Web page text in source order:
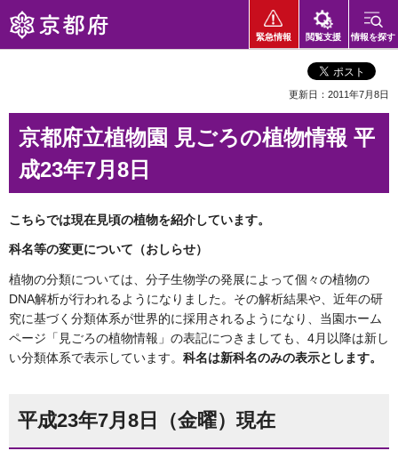
京都府
緊急情報 閲覧支援 情報を探す
更新日：2011年7月8日
京都府立植物園 見ごろの植物情報 平
成23年7月8日
こちらでは現在見頃の植物を紹介しています。
科名等の変更について（おしらせ）
植物の分類については、分子生物学の発展によって個々の植物の
DNA解析が行われるようになりました。その解析結果や、近年の研
究に基づく分類体系が世界的に採用されるようになり、当園ホーム
ページ「見ごろの植物情報」の表記につきましても、4月以降は新し
い分類体系で表示しています。 科名は新科名のみの表示とします。
平成23年7月8日（金曜）現在